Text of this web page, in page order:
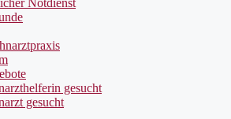
Notdienst
gesucht
gesucht